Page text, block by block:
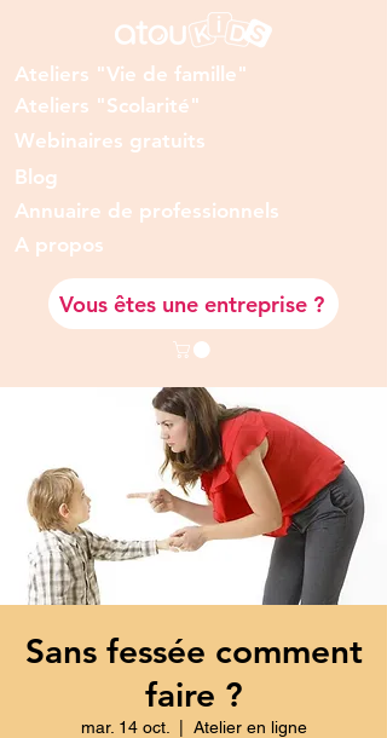
Ateliers "Vie de famille"
Ateliers "Scolarité"
Webinaires gratuits
Blog
Annuaire de professionnels
A propos
Vous êtes une entreprise ?
Sans fessée comment
faire ?
mar. 14 oct. Atelier en ligne